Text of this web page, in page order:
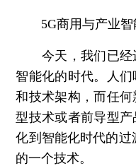
5G商用与产业
今天，我们已经
智能化的时代。人
和技术架构，而任
型技术或者前导型
化到智能化时代的过
的一个技术。